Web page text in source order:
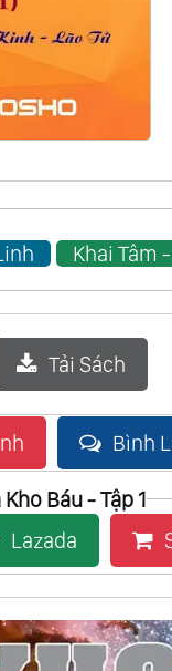
Khai Tâm
Tải Sách
Bình
Báu - Tập 1
Lazada